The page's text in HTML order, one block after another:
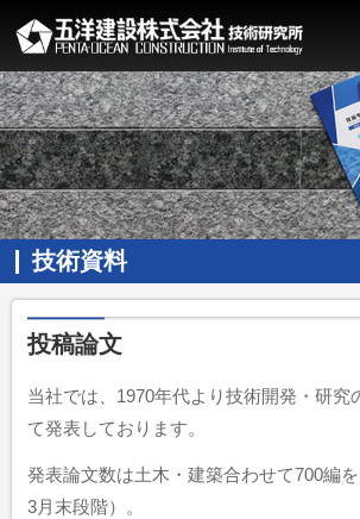
技術資料
投稿論文
当社では、1970年代より技術開発・研究
て発表しております。
発表論文数は土木・建築合わせて700編
3月末段階）。